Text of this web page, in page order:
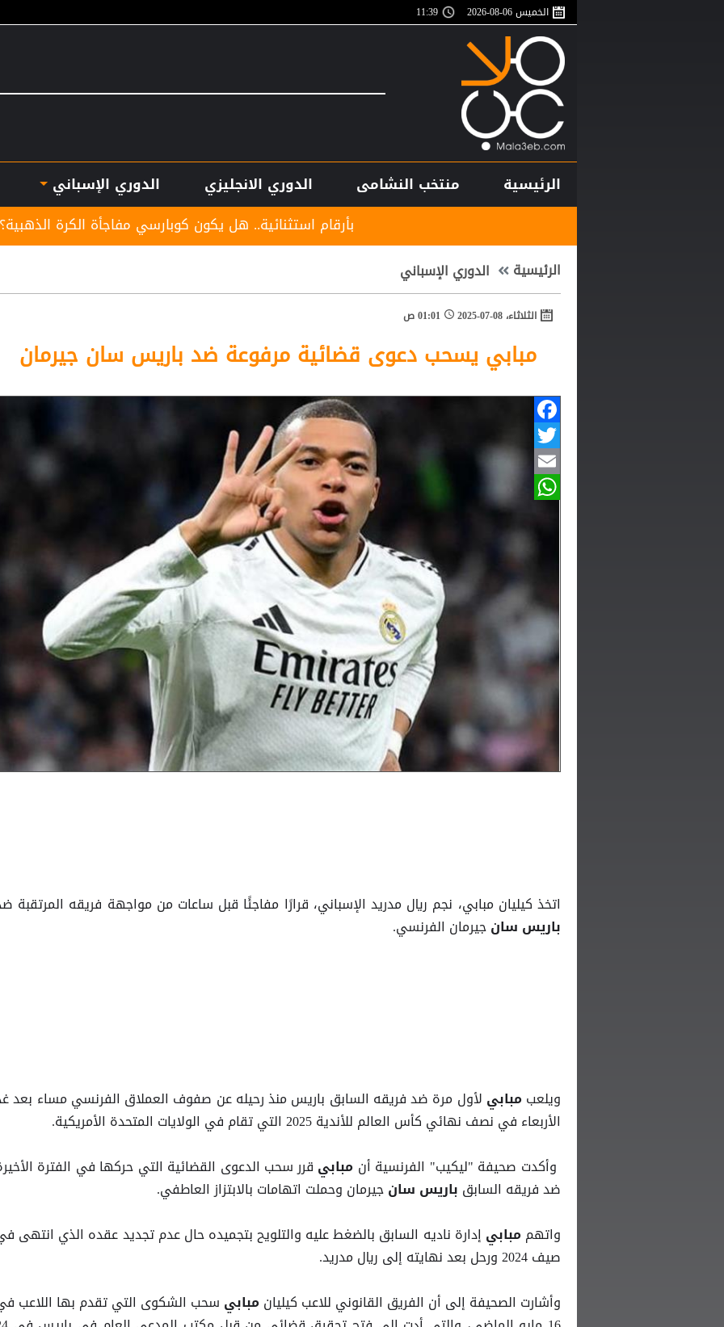
الخميس 06-08-2026 11:39
الرئيسية منتخب النشامى الدوري الانجليزي الدوري الإسباني
موعد بأرقام استثنائية.. هل يكون كوبارسي مفاجأة الكرة الذهبية؟
الرئيسية الدوري الإسباني
الثلاثاء، 08-07-2025 01:01 ص
مبابي يسحب دعوى قضائية مرفوعة ضد باريس سان جيرمان
Facebook
Twitter
Email
WhatsApp
اتخذ كيليان مبابي، نجم ريال مدريد الإسباني، قرارًا مفاجئًا قبل ساعات من مواجهة فريقه المرتقبة
باريس سان جيرمان الفرنسي.
ويلعب مبابي لأول مرة ضد فريقه السابق باريس منذ رحيله عن صفوف العملاق الفرنسي مساء بعد
الأربعاء في نصف نهائي كأس العالم للأندية 2025 التي تقام في الولايات المتحدة الأمريكية.
وأكدت صحيفة "ليكيب" الفرنسية أن مبابي قرر سحب الدعوى القضائية التي حركها في الفترة
ضد فريقه السابق باريس سان جيرمان وحملت اتهامات بالابتزاز العاطفي.
واتهم مبابي إدارة ناديه السابق بالضغط عليه والتلويح بتجميده حال عدم تجديد عقده الذي انتهى
صيف 2024 ورحل بعد نهايته إلى ريال مدريد.
وأشارت الصحيفة إلى أن الفريق القانوني للاعب كيليان مبابي سحب الشكوى التي تقدم بها اللاعب